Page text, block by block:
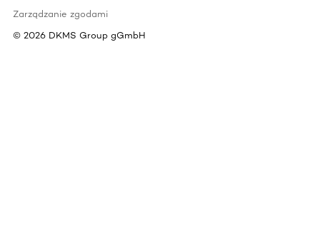
Zarządzanie zgodami
© 2026 DKMS Group gGmbH